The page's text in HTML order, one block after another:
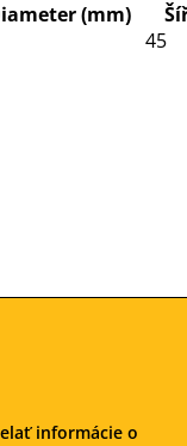
(mm)
45
informácie o